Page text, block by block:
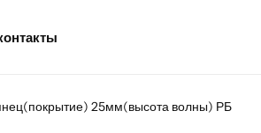
25мм(высота волны) РБ